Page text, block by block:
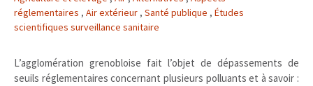
réglementaires , Air extérieur , Santé publique , Études
scientifiques surveillance sanitaire
L’agglomération grenobloise fait l’objet de dépassements de
seuils réglementaires concernant plusieurs polluants et à savoir :